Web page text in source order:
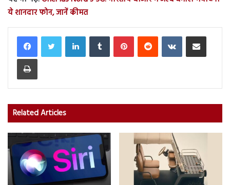
ये शानदार फोन, जानें कीमत
LinkedInTumblr PinterestReddit VKontakteShare via Email
Print
Related Articles